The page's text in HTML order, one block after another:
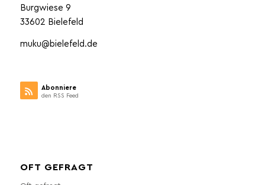
Burgwiese 9
33602 Bielefeld
muku@bielefeld.de
Abonniere
den RSS Feed
OFT GEFRAGT